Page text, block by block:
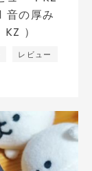
レビュー